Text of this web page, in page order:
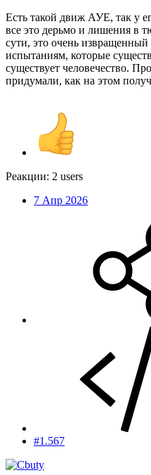
Есть такой движ АУЕ, так у
все это дерьмо и лишения в
сути, это очень
испытаниям, которые
существует человечество.
придумали, как на этом
Реакции: 2 users
7 Апр 2026
#1.567